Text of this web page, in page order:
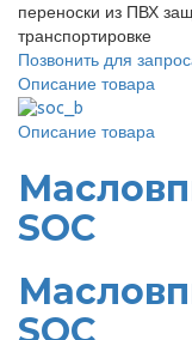
переноски из ПВХ
транспортировке
Позвонить для
Описание товара
Описание товара
SOC
SOC